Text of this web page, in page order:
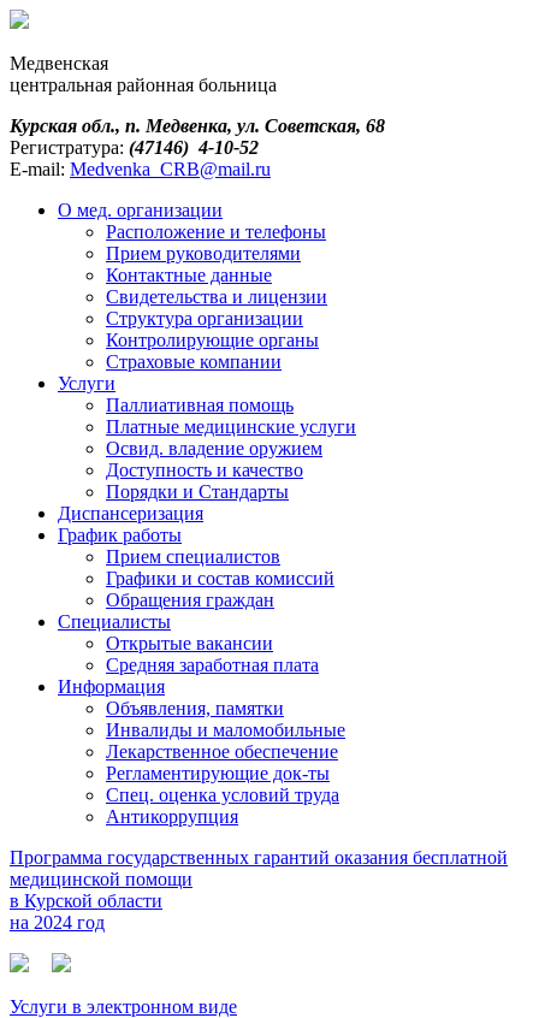
Медвенская
центральная районная больница
Курская обл., п. Медвенка, ул. Советская, 68
Регистратура: (47146) 4-10-52
E-mail: Medvenka_CRB@mail.ru
О мед. организации
Расположение и телефоны
Прием руководителями
Контактные данные
Свидетельства и лицензии
Структура организации
Контролирующие органы
Страховые компании
Услуги
Паллиативная помощь
Платные медицинские услуги
Освид. владение оружием
Доступность и качество
Порядки и Cтандарты
Диспансеризация
График работы
Прием специалистов
Графики и состав комиссий
Обращения граждан
Специалисты
Открытые вакансии
Средняя заработная плата
Информация
Объявления, памятки
Инвалиды и маломобильные
Лекарственное обеспечение
Регламентирующие док-ты
Спец. оценка условий труда
Антикоррупция
Программа государственных гарантий оказания бесплатной
медицинской помощи
в Курской области
на 2024 год
Услуги в электронном виде